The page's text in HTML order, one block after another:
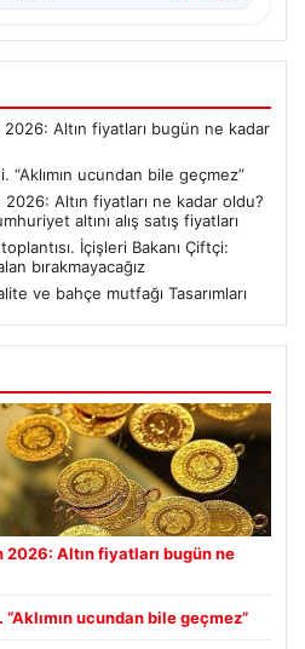
2026: Altın fiyatları bugün ne kadar
ucundan bile geçmez”
2026: Altın fiyatları ne kadar oldu?
altını alış satış fiyatları
İçişleri Bakanı Çiftçi:
bırakmayacağız
ve bahçe mutfağı Tasarımları
2026: Altın fiyatları bugün ne
ucundan bile geçmez”